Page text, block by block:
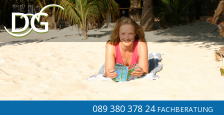
089 380 378 24 FACHBERATUNG